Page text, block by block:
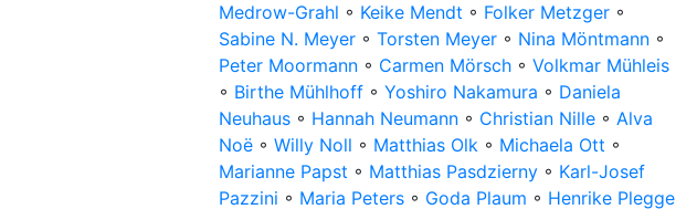
Medrow-Grahl ◦ Keike Mendt ◦ Folker Metzger ◦
Sabine N. Meyer ◦ Torsten Meyer ◦ Nina Möntmann ◦
Peter Moormann ◦ Carmen Mörsch ◦ Volkmar Mühleis
◦ Birthe Mühlhoff ◦ Yoshiro Nakamura ◦ Daniela
Neuhaus ◦ Hannah Neumann ◦ Christian Nille ◦ Alva
Noë ◦ Willy Noll ◦ Matthias Olk ◦ Michaela Ott ◦
Marianne Papst ◦ Matthias Pasdzierny ◦ Karl-Josef
Pazzini ◦ Maria Peters ◦ Goda Plaum ◦ Henrike Plegge